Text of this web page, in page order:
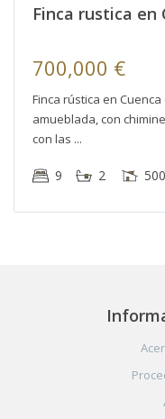
Finca rustica en
700,000 €
Finca rústica en
amueblada, con
con las
9 2